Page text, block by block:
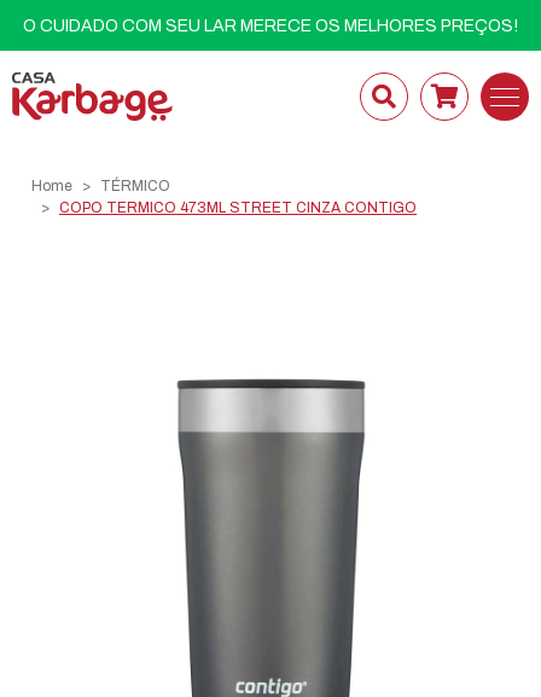
O CUIDADO COM SEU LAR MERECE OS MELHORES PREÇOS!
Home
TÉRMICO
COPO TERMICO 473ML STREET CINZA CONTIGO